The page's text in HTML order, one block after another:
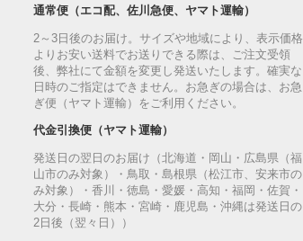
通常便（エコ配、佐川急便、ヤマト運輸）
2～3日後のお届け。サイズや地域により、表示価格
よりお安い送料でお送りできる際は、ご注文受領
後、弊社にて金額を変更し発送いたします。確実な
日時のご指定はできません。お急ぎの場合は、お急
ぎ便（ヤマト運輸）をご利用ください。
代金引換便（ヤマト運輸）
発送日の翌日のお届け（北海道・岡山・広島県（福
山市のみ対象）・鳥取・島根県（松江市、安来市の
み対象）・香川・徳島・愛媛・高知・福岡・佐賀・
大分・長崎・熊本・宮崎・鹿児島・沖縄は発送日の
2日後（翌々日））